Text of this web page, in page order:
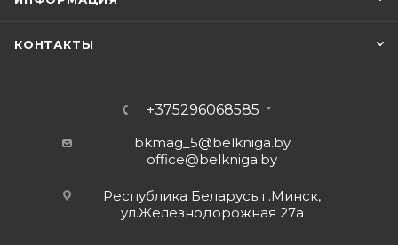
КОНТАКТЫ
+375296068585
bkmag_5@belkniga.by
office@belkniga.by
Республика Беларусь г.Минск,
ул.Железнодорожная 27а